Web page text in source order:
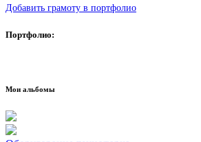
Добавить грамоту в портфолио
Портфолио:
Мои альбомы